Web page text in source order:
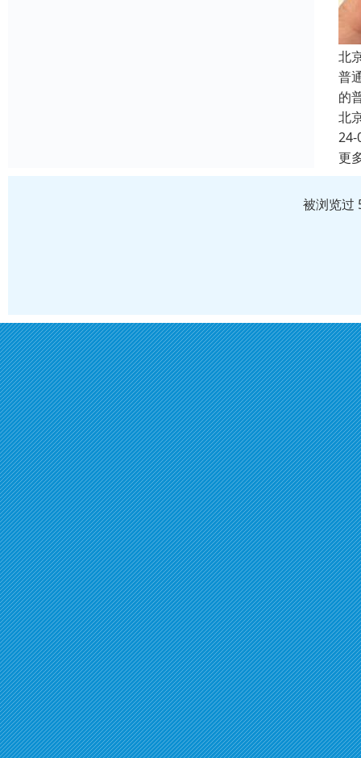
北
普
的
北
24-
更
被浏览过